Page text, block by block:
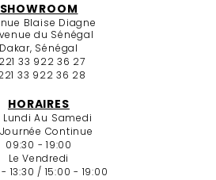
SHOWROOM
Blaise Diagne
du Sénégal
Dakar, Sénégal
33 922 36 27
33 922 36 28
HORAIRES
Lundi Au Samedi
Continue
09:30 - 19:00
Le Vendredi
13:30 / 15:00 - 19:00